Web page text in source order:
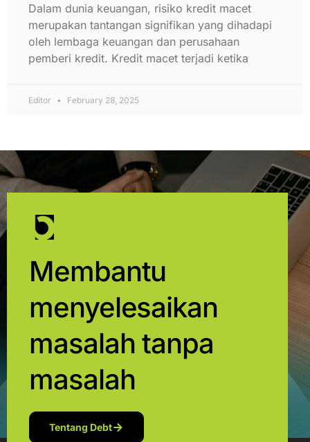
Dalam dunia keuangan, risiko kredit macet
merupakan tantangan signifikan yang dihadapi
oleh lembaga keuangan dan perusahaan
pemberi kredit. Kredit macet terjadi ketika
Editor February 28, 2025
Membantu
menyelesaikan
masalah tanpa
masalah
Tentang Debt